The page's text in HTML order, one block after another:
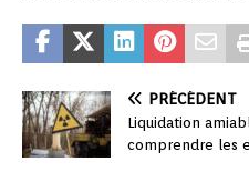
PRÉCÉDENT
Liquidation
comprendre les